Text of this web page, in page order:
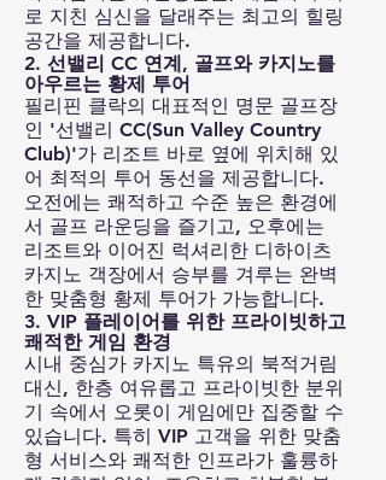
로 지친 심신을 달래주는 최고의 힐링
공간을 제공합니다.
2. 선밸리 CC 연계, 골프와 카지노를
아우르는 황제 투어
필리핀 클락의 대표적인 명문 골프장
인 '선밸리 CC(Sun Valley Country
Club)'가 리조트 바로 옆에 위치해 있
어 최적의 투어 동선을 제공합니다.
오전에는 쾌적하고 수준 높은 환경에
서 골프 라운딩을 즐기고, 오후에는
리조트와 이어진 럭셔리한 디하이츠
카지노 객장에서 승부를 겨루는 완벽
한 맞춤형 황제 투어가 가능합니다.
3. VIP 플레이어를 위한 프라이빗하고
쾌적한 게임 환경
시내 중심가 카지노 특유의 북적거림
대신, 한층 여유롭고 프라이빗한 분위
기 속에서 오롯이 게임에만 집중할 수
있습니다. 특히 VIP 고객을 위한 맞춤
형 서비스와 쾌적한 인프라가 훌륭하